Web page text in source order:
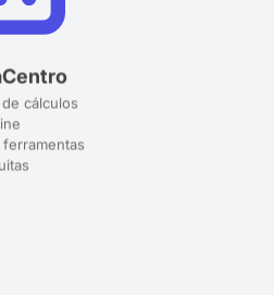
cálculos